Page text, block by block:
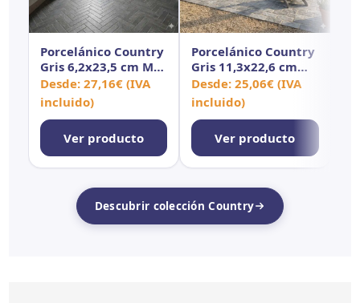
Porcelánico Country
Gris 6,2x23,5 cm MT
Antid
Desde:27,16€ (IVA
incluido)
Ver producto
Porcelánico Country
Gris 11,3x22,6 cm
MT Antid
Desde:25,06€ (IVA
incluido)
Ver producto
Descubrir colección Country